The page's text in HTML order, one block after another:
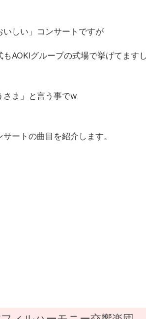
いしい」コンサートですが
もAOKIグループの式場で挙げてます
さま」と言う事でw
サートの曲目を紹介します。